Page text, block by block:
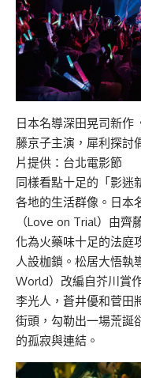
日本名導深田晃司新作
藤京子主演，犀利探討
片提供：台北電影節
同樣看點十足的「影迷
各地的生活群像。日本
（Love on Trial）由
化為火藥味十足的法庭
人設枷鎖。松居大悟執
World）改編自芥川賞
李光人，蒼井優和菅田
街頭，勾勒出一場荒誕
的孤寂與連結。